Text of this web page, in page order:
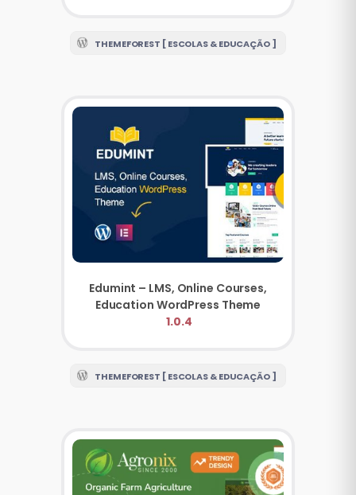
THEMEFOREST [ ESCOLAS & EDUCAÇÃO ]
Edumint – LMS, Online Courses,
1.0.4
THEMEFOREST [ ESCOLAS & EDUCAÇÃO ]